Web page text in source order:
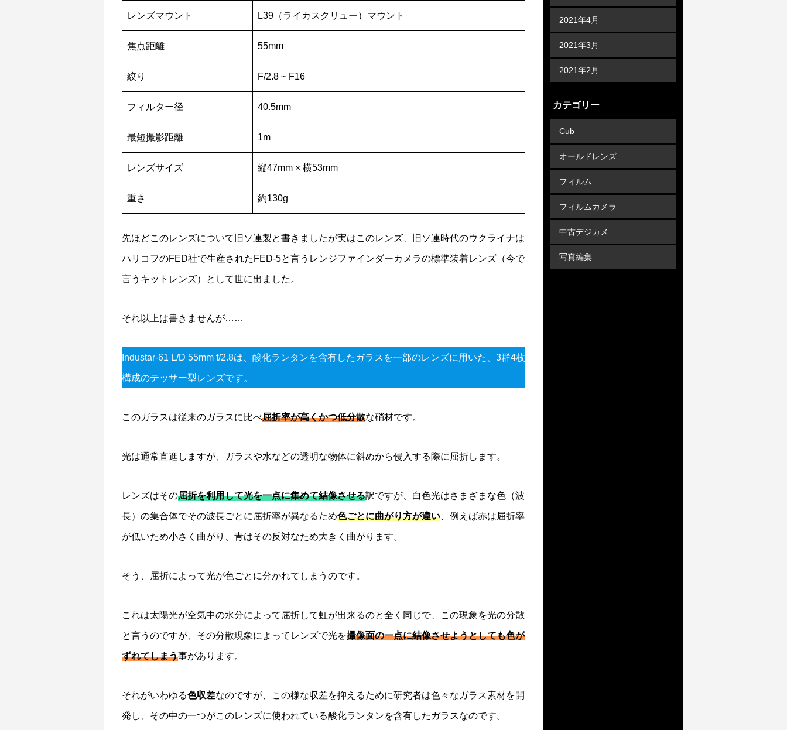
レンズマウント L39（ライカスクリュー）マウント
焦点距離 55mm
絞り F/2.8 ~ F16
フィルター径 40.5mm
最短撮影距離 1m
レンズサイズ 縦47mm × 横53mm
重さ 約130g
先ほどこのレンズについて旧ソ連製と書きましたが実はこのレンズ、旧ソ連時代のウクライナは
ハリコフのFED社で生産されたFED-5と言うレンジファインダーカメラの標準装着レンズ（今で
言うキットレンズ）として世に出ました。
それ以上は書きませんが……
Industar-61 L/D 55mm f/2.8は、酸化ランタンを含有したガラスを一部のレンズに用いた、3群4枚
構成のテッサー型レンズです。
このガラスは従来のガラスに比べ屈折率が高くかつ低分散な硝材です。
光は通常直進しますが、ガラスや水などの透明な物体に斜めから侵入する際に屈折します。
レンズはその屈折を利用して光を一点に集めて結像させる訳ですが、白色光はさまざまな色（波
長）の集合体でその波長ごとに屈折率が異なるため色ごとに曲がり方が違い 、例えば赤は屈折率
が低いため小さく曲がり、青はその反対なため大きく曲がります。
そう、屈折によって光が色ごとに分かれてしまうのです。
これは太陽光が空気中の水分によって屈折して虹が出来るのと全く同じで、この現象を光の分散
と言うのですが、その分散現象によってレンズで光を撮像面の一点に結像させようとしても色が
ずれてしまう事があります。
それがいわゆる色収差なのですが、この様な収差を抑えるために研究者は色々なガラス素材を開
発し、その中の一つがこのレンズに使われている酸化ランタンを含有したガラスなのです。
2021年4月
2021年3月
2021年2月
カテゴリー
Cub
オールドレンズ
フィルム
フィルムカメラ
中古デジカメ
写真編集